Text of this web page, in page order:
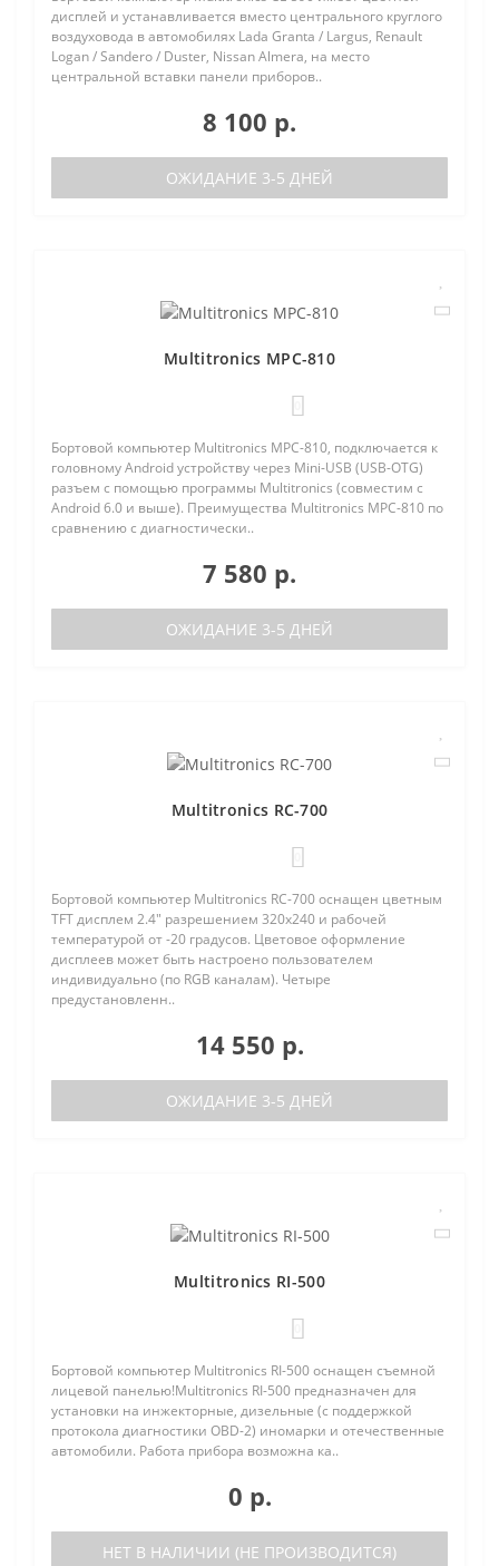
дисплей и устанавливается вместо центрального круглого
воздуховода в автомобилях Lada Granta / Largus, Renault
Logan / Sandero / Duster, Nissan Almera, на место
центральной вставки панели приборов..
8 100 р.
ОЖИДАНИЕ 3-5 ДНЕЙ
Multitronics MPC-810
Бортовой компьютер Multitronics MPC-810, подключается к
головному Android устройству через Mini-USB (USB-OTG)
разъем с помощью программы Multitronics (совместим с
Android 6.0 и выше). Преимущества Multitronics MPC-810 по
сравнению с диагностически..
7 580 р.
ОЖИДАНИЕ 3-5 ДНЕЙ
Multitronics RC-700
Бортовой компьютер Multitronics RC-700 оснащен цветным
TFT дисплем 2.4" разрешением 320х240 и рабочей
температурой от -20 градусов. Цветовое оформление
дисплеев может быть настроено пользователем
индивидуально (по RGB каналам). Четыре
предустановленн..
14 550 р.
ОЖИДАНИЕ 3-5 ДНЕЙ
Multitronics RI-500
Бортовой компьютер Multitronics RI-500 оснащен съемной
лицевой панелью!Multitronics RI-500 предназначен для
установки на инжекторные, дизельные (с поддержкой
протокола диагностики OBD-2) иномарки и отечественные
автомобили. Работа прибора возможна ка..
0 р.
НЕТ В НАЛИЧИИ (НЕ ПРОИЗВОДИТСЯ)